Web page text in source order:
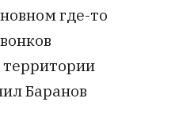
где-то
территории
Баранов